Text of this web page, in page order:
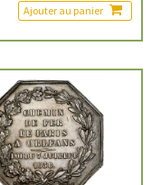
Ajouter au panier